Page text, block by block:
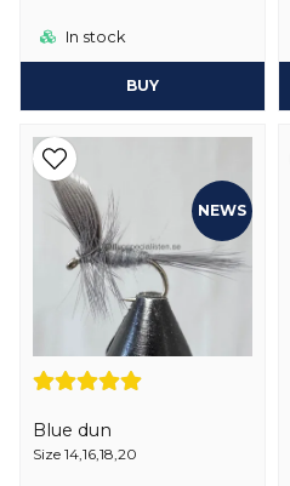
In stock
BUY
Blue dun
Size 14,16,18,20
NEWS